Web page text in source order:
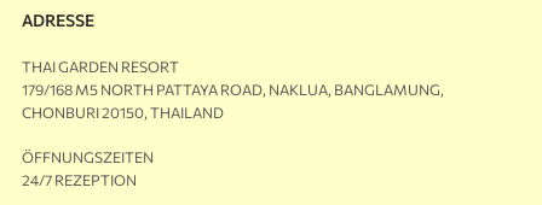
ADRESSE
THAI GARDEN RESORT
179/168 M5 NORTH PATTAYA ROAD, NAKLUA, BANGLAMUNG,
CHONBURI 20150, THAILAND
ÖFFNUNGSZEITEN
24/7 REZEPTION